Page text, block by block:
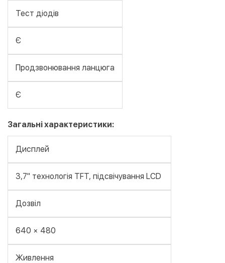
Тест діодів
Є
Продзвонювання ланцюга
Є
Загальні характеристики:
Дисплей
3,7" технологія TFT, підсвічування LCD
Дозвіл
640 × 480
Живлення